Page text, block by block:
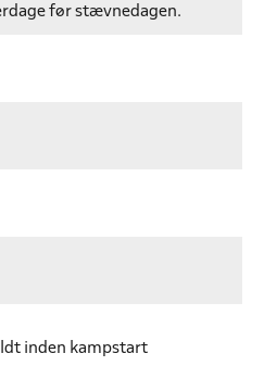
før stævnedagen.
inden kampstart